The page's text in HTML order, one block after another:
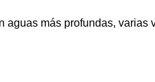
más profundas,